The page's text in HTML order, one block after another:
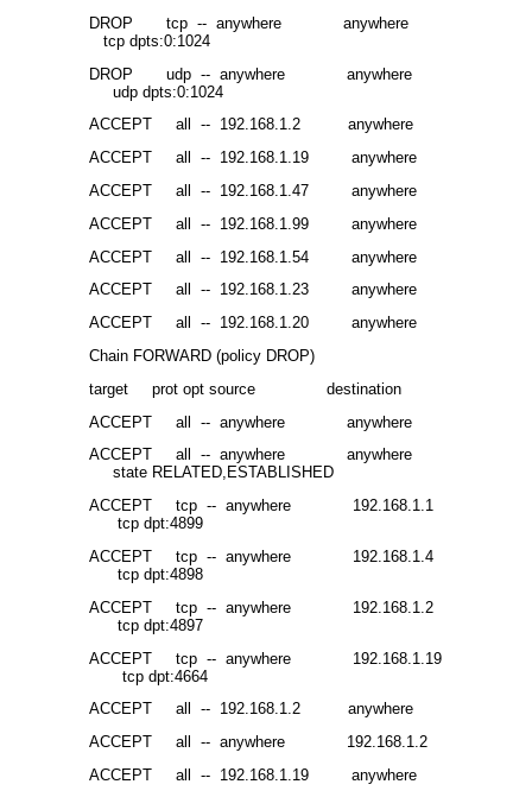
DROP tcp -- anywhere anywhere
tcp dpts:0:1024
DROP udp -- anywhere anywhere
udp dpts:0:1024
ACCEPT all -- 192.168.1.2 anywhere
ACCEPT all -- 192.168.1.19 anywhere
ACCEPT all -- 192.168.1.47 anywhere
ACCEPT all -- 192.168.1.99 anywhere
ACCEPT all -- 192.168.1.54 anywhere
ACCEPT all -- 192.168.1.23 anywhere
ACCEPT all -- 192.168.1.20 anywhere
Chain FORWARD (policy DROP)
target prot opt source destination
ACCEPT all -- anywhere anywhere
ACCEPT all -- anywhere anywhere
state RELATED,ESTABLISHED
ACCEPT tcp -- anywhere 192.168.1.1
tcp dpt:4899
ACCEPT tcp -- anywhere 192.168.1.4
tcp dpt:4898
ACCEPT tcp -- anywhere 192.168.1.2
tcp dpt:4897
ACCEPT tcp -- anywhere 192.168.1.19
tcp dpt:4664
ACCEPT all -- 192.168.1.2 anywhere
ACCEPT all -- anywhere 192.168.1.2
ACCEPT all -- 192.168.1.19 anywhere